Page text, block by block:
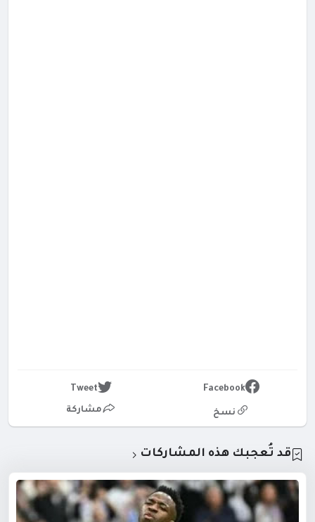
Facebook
Tweet
نسخ مشاركة
قد تُعجبك هذه المشاركات